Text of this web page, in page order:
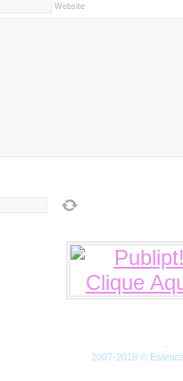
Website
-
2007-2018 ©